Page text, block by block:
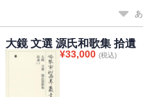
大鏡 文選 源氏和歌集 拾
¥33,000 (税込)